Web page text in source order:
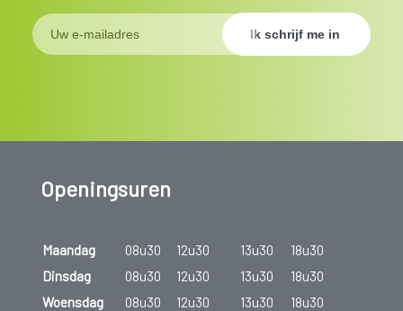
Openingsuren
Maandag 08u30 12u30 13u30
18u30
Dinsdag
08u30 12u30 13u30
18u30
Woensdag
08u30 12u30 13u30
18u30